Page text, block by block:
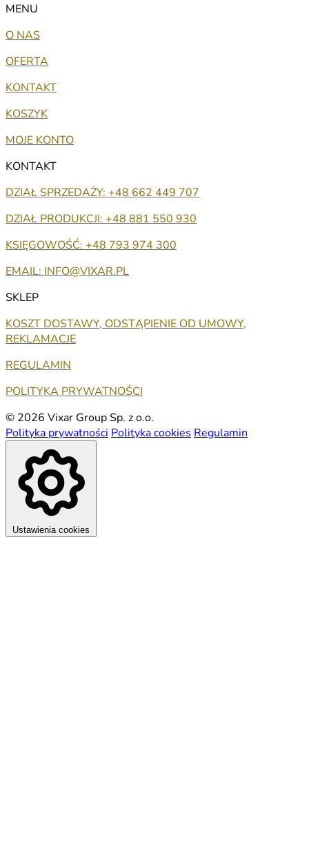
MENU
O NAS
OFERTA
KONTAKT
KOSZYK
MOJE KONTO
KONTAKT
DZIAŁ SPRZEDAŻY: +48 662 449 707
DZIAŁ PRODUKCJI: +48 881 550 930
KSIĘGOWOŚĆ: +48 793 974 300
EMAIL: INFO@VIXAR.PL
SKLEP
KOSZT DOSTAWY, ODSTĄPIENIE OD UMOWY,
REKLAMACJE
REGULAMIN
POLITYKA PRYWATNOŚCI
© 2026 Vixar Group Sp. z o.o.
Polityka prywatności Polityka cookies Regulamin
Ustawienia cookies